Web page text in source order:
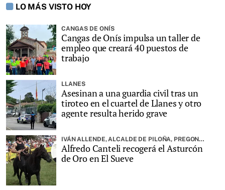
LO MÁS VISTO HOY
CANGAS DE ONÍS
Cangas de Onís impulsa un taller de
empleo que creará 40 puestos de
trabajo
LLANES
Asesinan a una guardia civil tras un
tiroteo en el cuartel de Llanes y otro
agente resulta herido grave
IVÁN ALLENDE, ALCALDE DE PILOÑA, PREGONARÁ LA FIESTA
Alfredo Canteli recogerá el Asturcón
de Oro en El Sueve